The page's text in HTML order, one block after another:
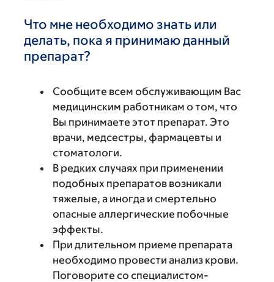
Что мне необходимо знать или
делать, пока я принимаю данный
препарат?
Сообщите всем обслуживающим Вас
медицинским работникам о том, что
Вы принимаете этот препарат. Это
врачи, медсестры, фармацевты и
стоматологи.
В редких случаях при применении
подобных препаратов возникали
тяжелые, а иногда и смертельно
опасные аллергические побочные
эффекты.
При длительном приеме препарата
необходимо провести анализ крови.
Поговорите со специалистом-